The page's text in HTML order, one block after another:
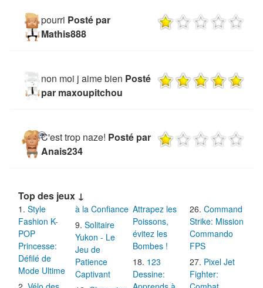
pourri Posté par
Mathis888
non moi j aime bien Posté
par maxoupitchou
C'est trop naze! Posté par
Anais234
Top des jeux ↓
Style
Fashion K-
POP
Princesse:
Défilé de
Mode Ultime
à la Confiance
Solitaire
Yukon - Le
Jeu de
Patience
Captivant
Attrapez les
Poissons,
évitez les
Bombes !
123
Dessine:
Command
Strike: Mission
Commando
FPS
Pixel Jet
Fighter: